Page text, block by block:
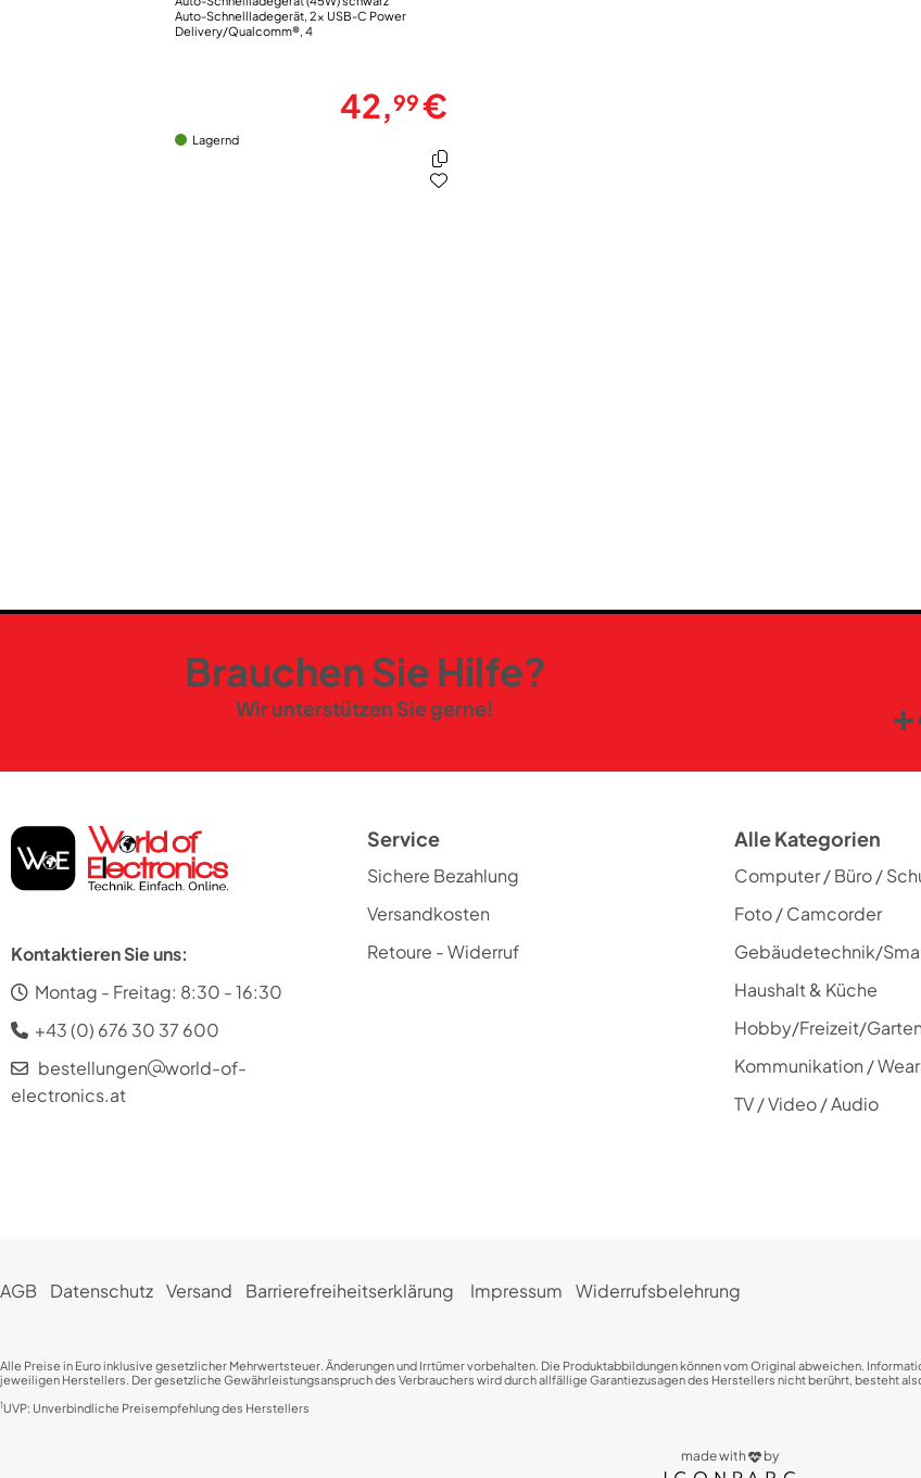
Auto-Schnellladegerät, 2x USB-C Power
Delivery/Qualcomm®, 4
42,99€
Lagernd
Brauchen Sie Hilfe?
Wir unterstützen Sie gerne!
Kontaktieren Sie uns:
Montag - Freitag: 8:30 - 16:30
+43 (0) 676 30 37 600
bestellungen
world-of-
electronics.at
Service
Sichere Bezahlung
Versandkosten
Retoure - Widerruf
Alle Kategorien
Computer / Büro /
Foto / Camcorder
Gebäudetechnik/
Haushalt & Küche
Hobby/Freizeit/Garten
Kommunikation /
TV / Video / Audio
AGB Datenschutz Versand Barrierefreiheitserklärung Impressum Widerrufsbelehrung
Alle Preise in Euro inklusive gesetzlicher Mehrwertsteuer. Änderungen und Irrtümer vorbehalten. Die Produktabbildungen können vom Original abweichen.
jeweiligen Herstellers. Der gesetzliche Gewährleistungsanspruch des Verbrauchers wird durch allfällige Garantiezusagen des Herstellers nicht berührt, besteht
1UVP: Unverbindliche Preisempfehlung des Herstellers
made with by